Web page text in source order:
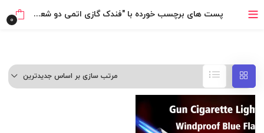
بدون ضامن، بدون سود
پست های برچسب خورده با "فندک گازی اتمی دو شعله طرح اسلحه اورجینال" 0
مرتب سازی بر اساس جدیدترین